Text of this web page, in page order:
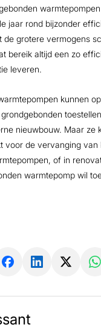
jaar rond bijzonder
de grotere vermogens
bereik altijd een zo
leveren.
kunnen
nieuwbouw. Maar ze
voor de vervanging van
of in
warmtepomp wil